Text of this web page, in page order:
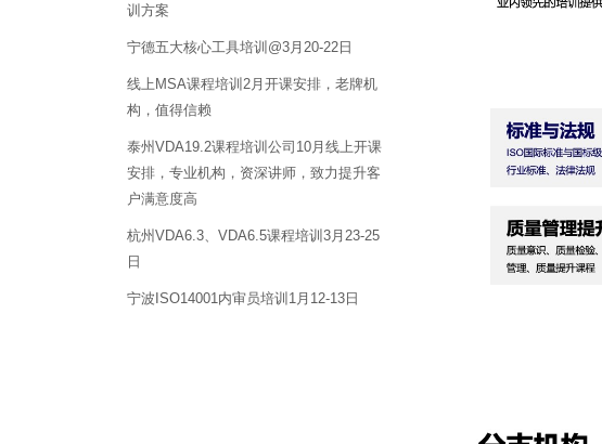
训方案
宁德五大核心工具培训@3月20-22日
线上MSA课程培训2月开课安排，老牌机
构，值得信赖
泰州VDA19.2课程培训公司10月线上开课
安排，专业机构，资深讲师，致力提升客
户满意度高
杭州VDA6.3、VDA6.5课程培训3月23-25
日
宁波ISO14001内审员培训1月12-13日